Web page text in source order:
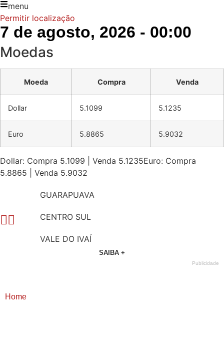
menu
Permitir localização
7 de agosto, 2026 - 00:00
Moedas
Moeda Compra Venda
Dollar 5.1099 5.1235
Euro 5.8865 5.9032
Dollar: Compra 5.1099 | Venda 5.1235Euro: Compra
5.8865 | Venda 5.9032
GUARAPUAVA
CENTRO SUL
VALE DO IVAÍ
SAIBA +
Publicidade
Home